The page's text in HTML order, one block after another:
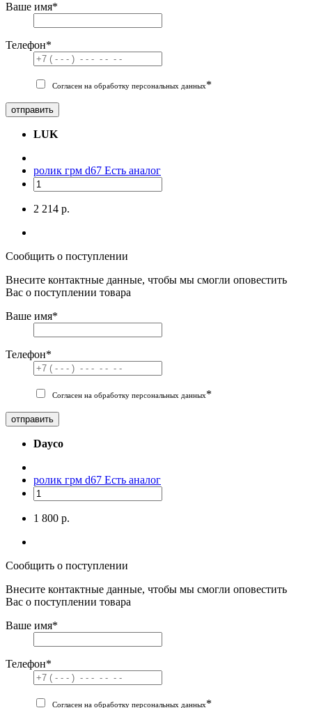
Ваше имя*
Телефон*
Согласен на обработку персональных данных*
отправить
LUK
ролик грм d67 Есть аналог
2 214 р.
Сообщить о поступлении
Внесите контактные данные, чтобы мы смогли оповестить
Вас о поступлении товара
Ваше имя*
Телефон*
Согласен на обработку персональных данных*
отправить
Dayco
ролик грм d67 Есть аналог
1 800 р.
Сообщить о поступлении
Внесите контактные данные, чтобы мы смогли оповестить
Вас о поступлении товара
Ваше имя*
Телефон*
Согласен на обработку персональных данных*